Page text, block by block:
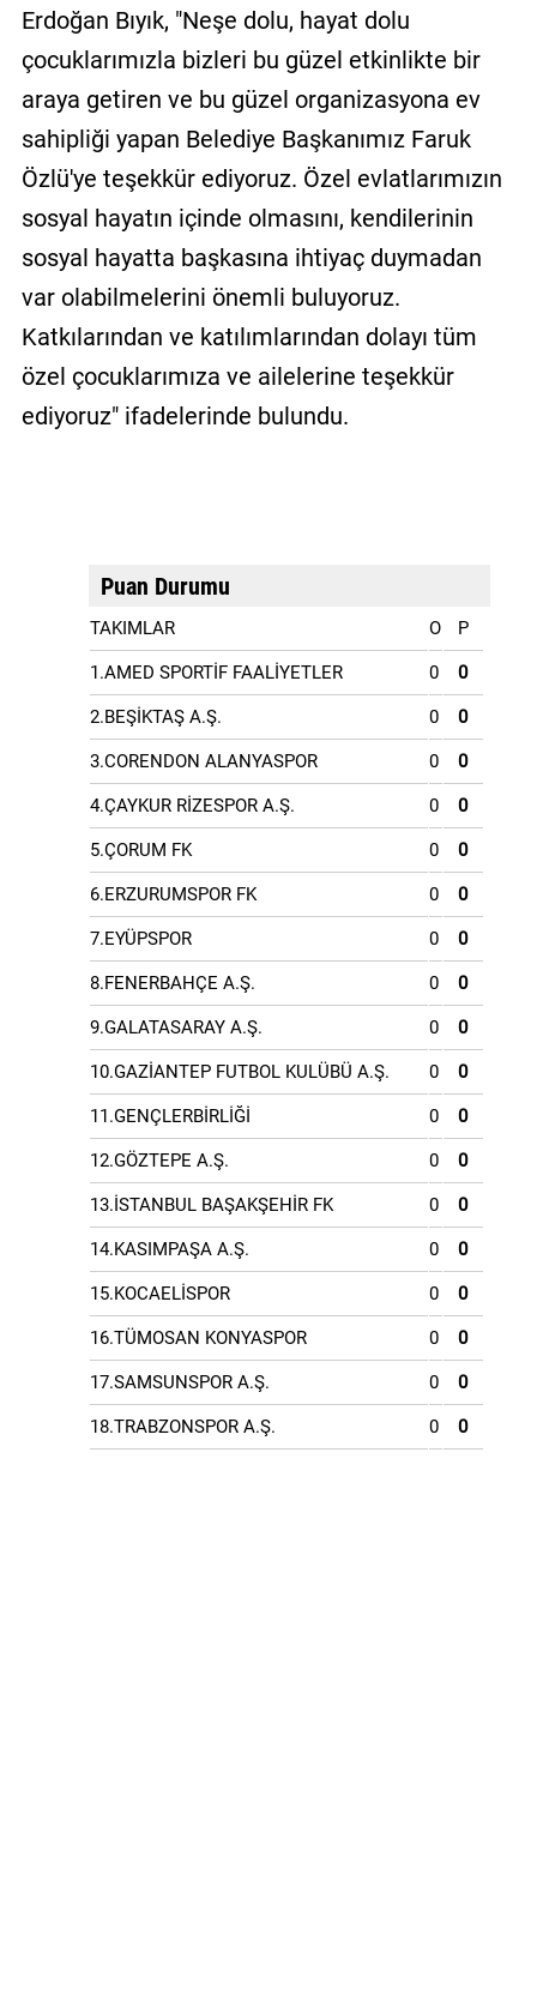
Erdoğan Bıyık, "Neşe dolu, hayat dolu
çocuklarımızla bizleri bu güzel etkinlikte bir
araya getiren ve bu güzel organizasyona ev
sahipliği yapan Belediye Başkanımız Faruk
Özlü'ye teşekkür ediyoruz. Özel evlatlarımızın
sosyal hayatın içinde olmasını, kendilerinin
sosyal hayatta başkasına ihtiyaç duymadan
var olabilmelerini önemli buluyoruz.
Katkılarından ve katılımlarından dolayı tüm
özel çocuklarımıza ve ailelerine teşekkür
ediyoruz" ifadelerinde bulundu.
Puan Durumu
TAKIMLAR O P
1.AMED SPORTİF FAALİYETLER 0 0
2.BEŞİKTAŞ A.Ş. 0 0
3.CORENDON ALANYASPOR 0 0
4.ÇAYKUR RİZESPOR A.Ş. 0 0
5.ÇORUM FK 0 0
6.ERZURUMSPOR FK 0 0
7.EYÜPSPOR 0 0
8.FENERBAHÇE A.Ş. 0 0
9.GALATASARAY A.Ş. 0 0
10.GAZİANTEP FUTBOL KULÜBÜ A.Ş. 0 0
11.GENÇLERBİRLİĞİ 0 0
12.GÖZTEPE A.Ş. 0 0
13.İSTANBUL BAŞAKŞEHİR FK 0 0
14.KASIMPAŞA A.Ş. 0 0
15.KOCAELİSPOR 0 0
16.TÜMOSAN KONYASPOR 0 0
17.SAMSUNSPOR A.Ş. 0 0
18.TRABZONSPOR A.Ş. 0 0